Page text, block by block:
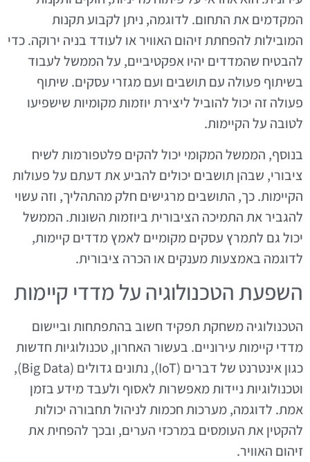
המקדמים את התחום. לדוגמה, ניתן לקבוע תקנות
המובילות להפחתת זיהום האוויר או לעודד בניה ירוקה. כדי
להבטיח שהמדדים יהיו אפקטיביים, על הממשל לעבוד
בשיתוף פעולה עם תושבים ועם מגזרי עסקים. שיתוף
פעולה זה יכול להוביל ליצירת יוזמות מקומיות שישפיעו
לטובה על הקיימות.
בנוסף, הממשל המקומי יכול להקים פלטפורמות לשיח
ציבורי, שבהן תושבים יכולים להביע את דעתם על פעולות
הקיימות. כך, התושבים מרגישים חלק מהתהליך, וזה עשוי
להגביר את התמיכה הציבורית ביוזמות השונות. הממשל
יכול גם לתמרץ עסקים מקומיים לאמץ מדדים קיימות,
לדוגמה באמצעות מענקים או הכרה ציבורית.
השפעת הטכנולוגיה על מדדי קיימות
הטכנולוגיה משחקת תפקיד חשוב בהתפתחות וביישום
מדדי קיימות עירוניים. בעשור האחרון, טכנולוגיות חדשות
כגון אינטרנט של דברים (IoT), נתונים גדולים (Big Data),
וטכנולוגיות ניידות מאפשרות לאסוף ולעבד מידע בזמן
אמת. לדוגמה, מערכות חכמות לניהול תחבורה יכולות
להקטין את העומסים במרכזי הערים, ובכך להפחית את
זיהום האוויר.